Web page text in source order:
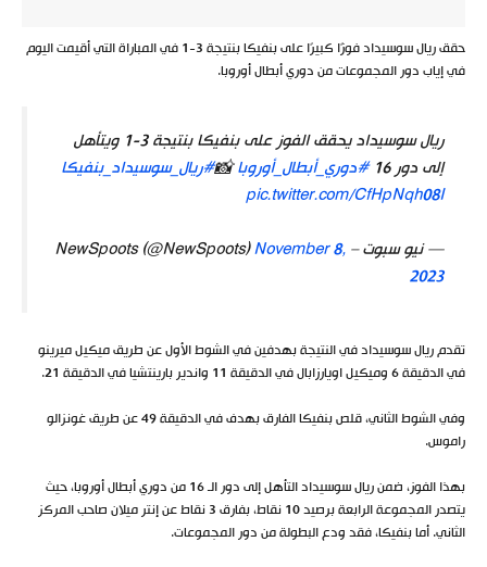
حقق ريال سوسيداد فوزًا كبيرًا على بنفيكا بنتيجة 3-1 في المباراة التي أقيمت اليوم
في إياب دور المجموعات من دوري أبطال أوروبا.
ريال سوسيداد يحقق الفوز على بنفيكا بنتيجة 3-1 ويتأهل
إلى دور 16
#دوري_أبطال_أوروبا📸#ريال_سوسيداد_بنفيكا
pic.twitter.com/CfHpNqh08I
— نيو سبوت – NewSpoots (@NewSpoots)November 8,
2023
تقدم ريال سوسيداد في النتيجة بهدفين في الشوط الأول عن طريق ميكيل ميرينو
في الدقيقة 6 وميكيل اويارزابال في الدقيقة 11 واندير بارينتشيا في الدقيقة 21.
وفي الشوط الثاني، قلص بنفيكا الفارق بهدف في الدقيقة 49 عن طريق غونزالو
راموس.
بهذا الفوز، ضمن ريال سوسيداد التأهل إلى دور الـ 16 من دوري أبطال أوروبا، حيث
يتصدر المجموعة الرابعة برصيد 10 نقاط، بفارق 3 نقاط عن إنتر ميلان صاحب المركز
الثاني. أما بنفيكا، فقد ودع البطولة من دور المجموعات.